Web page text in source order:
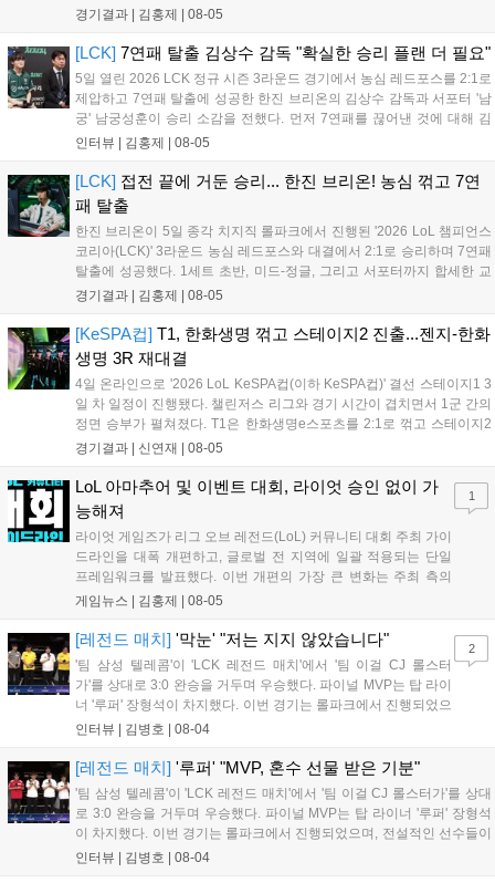
카로운 갱킹으로 '제우스'의 럼블을 상대로 점멸까지 빼내고 킬을
따냈고, 바텀 원딜끼리 1:1 교전...
경기결과 | 김홍제 | 08-05
[LCK] 7연패 탈출 김상수 감독 "확실한 승리 플랜 더 필요"
5일 열린 2026 LCK 정규 시즌 3라운드 경기에서 농심 레드포스를 2:1로
제압하고 7연패 탈출에 성공한 한진 브리온의 김상수 감독과 서포터 '남
궁' 남궁성훈이 승리 소감을 전했다. 먼저 7연패를 끊어낸 것에 대해 김
상수 감독은 "이겨서 정말 기쁘고 잘해준 선수들에게 고맙다"고 전했고,
인터뷰 | 김홍제 | 08-05
[LCK] 접전 끝에 거둔 승리... 한진 브리온! 농심 꺾고 7연
패 탈출
한진 브리온이 5일 종각 치지직 롤파크에서 진행된 '2026 LoL 챔피언스
코리아(LCK)' 3라운드 농심 레드포스와 대결에서 2:1로 승리하며 7연패
탈출에 성공했다. 1세트 초반, 미드-정글, 그리고 서포터까지 합세한 교
전에서 서로 2킬씩 교환한 뒤 서로 팽팽한 상황이 이어졌다. 그리고 20
경기결과 | 김홍제 | 08-05
[KeSPA컵] T1, 한화생명 꺾고 스테이지2 진출...젠지-한화
생명 3R 재대결
4일 온라인으로 '2026 LoL KeSPA컵(이하 KeSPA컵)' 결선 스테이지1 3
일 차 일정이 진행됐다. 챌린저스 리그와 경기 시간이 겹치면서 1군 간의
정면 승부가 펼쳐졌다. T1은 한화생명e스포츠를 2:1로 꺾고 스테이지2
로 진출했고, 젠지 e스포츠는 DN 수퍼스를 완파하며 3라운드로 향했다.
경기결과 | 신연재 | 08-05
LoL 아마추어 및 이벤트 대회, 라이엇 승인 없이 가
능해져
라이엇 게임즈가 리그 오브 레전드(LoL) 커뮤니티 대회 주최 가이
드라인을 대폭 개편하고, 글로벌 전 지역에 일괄 적용되는 단일
프레임워크를 발표했다. 이번 개편의 가장 큰 변화는 주최 측의
자율성 보장이다. 그동안 대회를 개최할 때 필요했던 라이엇 게임
현황 양식만 제출하면 PC방 LAN 대회...
게임뉴스 | 김홍제 | 08-05
1
[레전드 매치] '막눈' "저는 지지 않았습니다"
'팀 삼성 텔레콤'이 'LCK 레전드 매치'에서 '팀 이걸 CJ 롤스터
가'를 상대로 3:0 완승을 거두며 우승했다. 파이널 MVP는 탑 라이
너 '루퍼' 장형석이 차지했다. 이번 경기는 롤파크에서 진행되었으
며, 전설적인 선수들이 모여 수준 높은 경기력을 선보였다. 선수
이러한 레전드 매치가 다시 열리기를 희망하며 경기를 성공적으
인터뷰 | 김병호 | 08-04
2
[레전드 매치] '루퍼' "MVP, 혼수 선물 받은 기분"
'팀 삼성 텔레콤'이 'LCK 레전드 매치'에서 '팀 이걸 CJ 롤스터가'를 상대
로 3:0 완승을 거두며 우승했다. 파이널 MVP는 탑 라이너 '루퍼' 장형석
이 차지했다. 이번 경기는 롤파크에서 진행되었으며, 전설적인 선수들이
모여 수준 높은 경기력을 선보였다. 선수들은 오랜만에 팬들과 소통하며
인터뷰 | 김병호 | 08-04